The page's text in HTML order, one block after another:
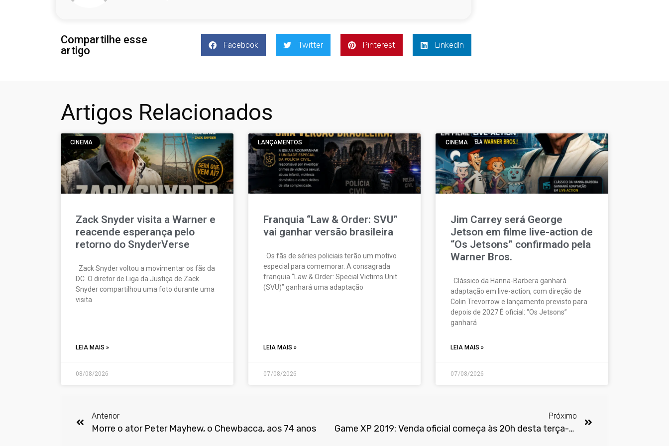
Compartilhe esse
artigo
Facebook Twitter Pinterest LinkedIn
Artigos Relacionados
CINEMA
Zack Snyder visita a Warner e
reacende esperança pelo
retorno do SnyderVerse
Zack Snyder voltou a movimentar os fãs da
DC. O diretor de Liga da Justiça de Zack
Snyder compartilhou uma foto durante uma
visita
LEIA MAIS »
08/08/2026
LANÇAMENTOS
Franquia “Law & Order: SVU”
vai ganhar versão brasileira
Os fãs de séries policiais terão um motivo
especial para comemorar. A consagrada
franquia “Law & Order: Special Victims Unit
(SVU)” ganhará uma adaptação
LEIA MAIS »
07/08/2026
CINEMA
Jim Carrey será George
Jetson em filme live-action de
“Os Jetsons” confirmado pela
Warner Bros.
Clássico da Hanna-Barbera ganhará
adaptação em live-action, com direção de
Colin Trevorrow e lançamento previsto para
depois de 2027 É oficial: “Os Jetsons”
ganhará
LEIA MAIS »
07/08/2026
Anterior
Morre o ator Peter Mayhew, o Chewbacca, aos 74 anos
Próximo
Game XP 2019: Venda oficial começa às 20h desta terça-feira